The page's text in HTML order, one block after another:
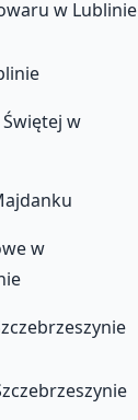
w Lublinie
w
w